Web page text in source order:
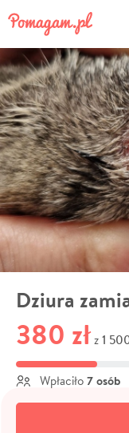
Dziura
380 zł z 1
Wpłaciło 7 osób